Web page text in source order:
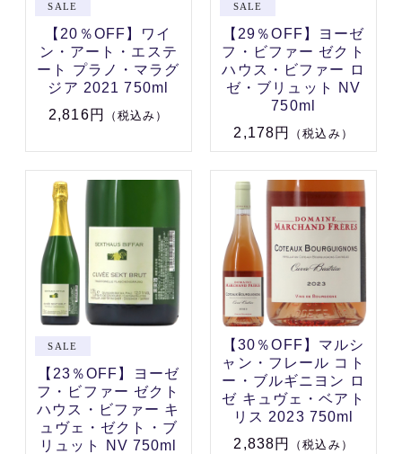
【20％OFF】ワイ
ン・アート・エステ
ート プラノ・マラグ
ジア 2021 750ml
2,816円
（税込み）
【29％OFF】ヨーゼ
フ・ビファー ゼクト
ハウス・ビファー ロ
ゼ・ブリュット NV
750ml
2,178円
（税込み）
【23％OFF】ヨーゼ
フ・ビファー ゼクト
ハウス・ビファー キ
ュヴェ・ゼクト・ブ
リュット NV 750ml
【30％OFF】マルシ
ャン・フレール コト
ー・ブルギニヨン ロ
ゼ キュヴェ・ベアト
リス 2023 750ml
2,838円
（税込み）